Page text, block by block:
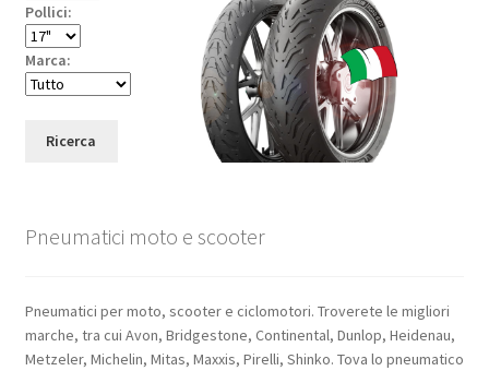
Pollici:
Marca:
Ricerca
Pneumatici moto e scooter
Pneumatici per moto, scooter e ciclomotori. Troverete le migliori
marche, tra cui Avon, Bridgestone, Continental, Dunlop, Heidenau,
Metzeler, Michelin, Mitas, Maxxis, Pirelli, Shinko. Tova lo pneumatico